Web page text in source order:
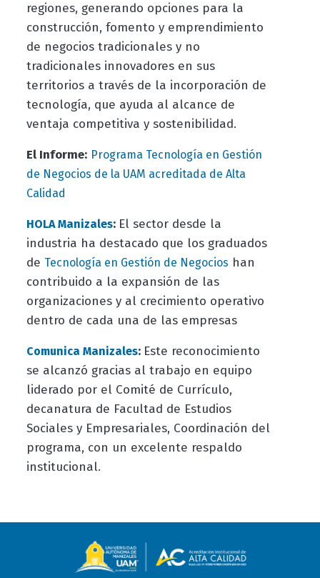
regiones, generando opciones para la
construcción, fomento y emprendimiento
de negocios tradicionales y no
tradicionales innovadores en sus
territorios a través de la incorporación de
tecnología, que ayuda al alcance de
ventaja competitiva y sostenibilidad.
El Informe: Programa Tecnología en Gestión
de Negocios de la UAM acreditada de Alta
Calidad
HOLA Manizales: El sector desde la
industria ha destacado que los graduados
de Tecnología en Gestión de Negocios han
contribuido a la expansión de las
organizaciones y al crecimiento operativo
dentro de cada una de las empresas
Comunica Manizales: Este reconocimiento
se alcanzó gracias al trabajo en equipo
liderado por el Comité de Currículo,
decanatura de Facultad de Estudios
Sociales y Empresariales, Coordinación del
programa, con un excelente respaldo
institucional.